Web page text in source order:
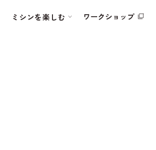
ミシンを楽しむ ワークショップ